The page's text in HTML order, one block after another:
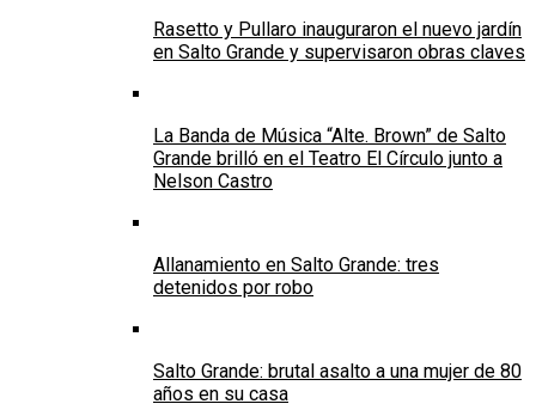
Rasetto y Pullaro inauguraron el nuevo jardín
en Salto Grande y supervisaron obras claves
La Banda de Música “Alte. Brown” de Salto
Grande brilló en el Teatro El Círculo junto a
Nelson Castro
Allanamiento en Salto Grande: tres
detenidos por robo
Salto Grande: brutal asalto a una mujer de 80
años en su casa